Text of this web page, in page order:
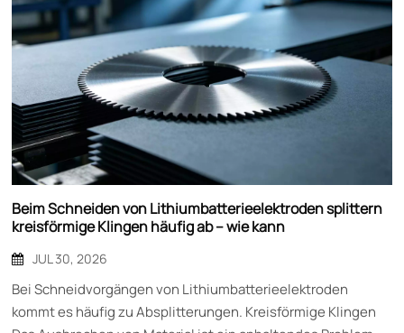
Beim Schneiden von Lithiumbatterieelektroden splittern
kreisförmige Klingen häufig ab – wie kann
JUL 30, 2026
Bei Schneidvorgängen von Lithiumbatterieelektroden
kommt es häufig zu Absplitterungen. Kreisförmige Klingen